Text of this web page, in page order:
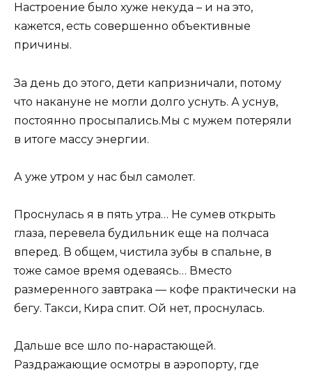
Настроение было хуже некуда – и на это,
кажется, есть совершенно объективные
причины.
За день до этого, дети капризничали, потому
что накануне не могли долго уснуть. А уснув,
постоянно просыпались.Мы с мужем потеряли
в итоге массу энергии.
А уже утром у нас был самолет.
Проснулась я в пять утра… Не сумев открыть
глаза, перевела будильник еще на полчаса
вперед. В общем, чистила зубы в спальне, в
тоже самое время одеваясь… Вместо
размеренного завтрака — кофе практически на
бегу. Такси, Кира спит. Ой нет, проснулась.
Дальше все шло по-нарастающей.
Раздражающие осмотры в аэропорту, где